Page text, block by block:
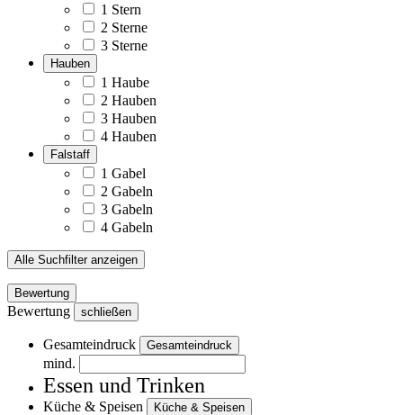
1 Stern
2 Sterne
3 Sterne
Hauben
1 Haube
2 Hauben
3 Hauben
4 Hauben
Falstaff
1 Gabel
2 Gabeln
3 Gabeln
4 Gabeln
Alle Suchfilter anzeigen
Bewertung
Bewertung schließen
Gesamteindruck Gesamteindruck
mind.
Essen und Trinken
Küche & Speisen Küche & Speisen